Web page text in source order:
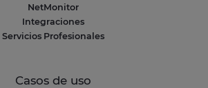
NetMonitor
Integraciones
Servicios Profesionales
Casos de uso